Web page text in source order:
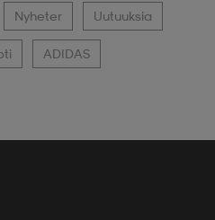
Nyheter Uutuuksia
ADIDAS